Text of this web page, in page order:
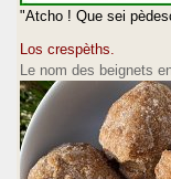
"Atcho ! Que sei
Los crespèths.
Le nom des beignets